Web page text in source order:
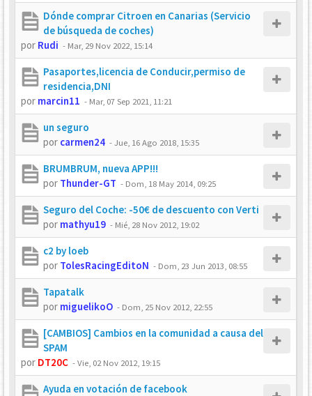
Dónde comprar Citroen en Canarias (Servicio
de búsqueda de coches)
por Rudi - Mar, 29 Nov 2022, 15:14
Pasaportes,licencia de Conducir,permiso de
residencia,DNI
por marcin11 - Mar, 07 Sep 2021, 11:21
un seguro
por carmen24 -Jue, 16 Ago 2018, 15:35
BRUMBRUM, nueva APP!!!
por Thunder-GT - Dom, 18 May 2014, 09:25
Seguro del Coche: -50€ de descuento con Verti
por mathyu19 - Mié, 28 Nov 2012, 19:02
c2 by loeb
por TolesRacingEditoN - Dom, 23 Jun 2013, 08:55
Tapatalk
por miguelikoO - Dom, 25 Nov 2012, 22:55
[CAMBIOS] Cambios en la comunidad a causa del
SPAM
por DT20C -Vie, 02 Nov 2012, 19:15
Ayuda en votación de facebook